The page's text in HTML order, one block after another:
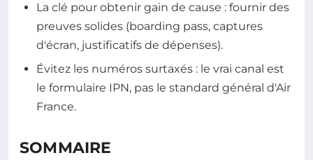
La clé pour obtenir gain de cause : fournir des
preuves solides (boarding pass, captures
d'écran, justificatifs de dépenses).
Évitez les numéros surtaxés : le vrai canal est
le formulaire IPN, pas le standard général d'Air
France.
SOMMAIRE